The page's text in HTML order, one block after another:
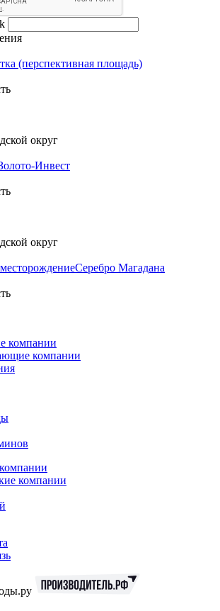
(перспективная площадь)
округ
Инвест
округ
Серебро Магадана
компании
компании
компании